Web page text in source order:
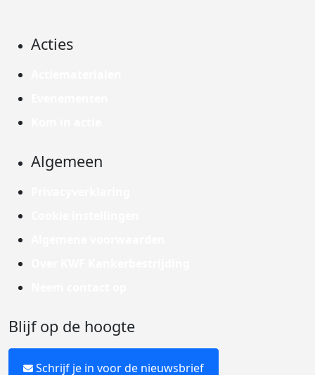
Acties
Algemeen
Blijf op de hoogte
Schrijf je in voor de nieuwsbrief